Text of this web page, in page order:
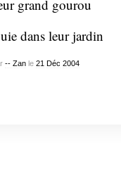
grand gourou
dans leur jardin
-- Zanle 21 Déc 2004